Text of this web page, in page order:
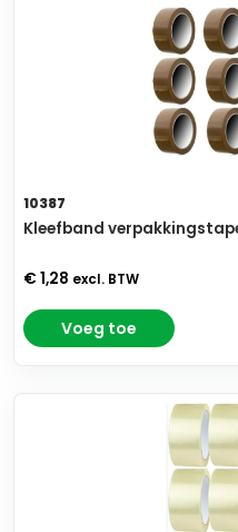
10387
Kleefband
€ 1,28 excl. BTW
Voeg toe